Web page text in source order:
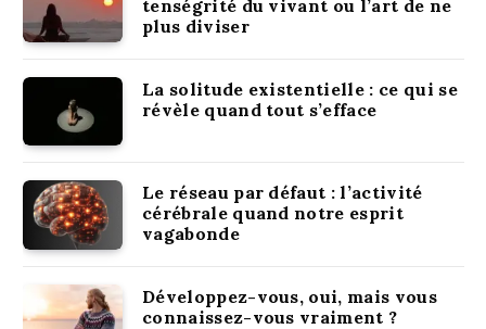
tenségrité du vivant ou l’art de ne
plus diviser
La solitude existentielle : ce qui se
révèle quand tout s’efface
Le réseau par défaut : l’activité
cérébrale quand notre esprit
vagabonde
Développez-vous, oui, mais vous
connaissez-vous vraiment ?